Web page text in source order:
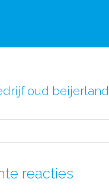
oud beijerland
reacties